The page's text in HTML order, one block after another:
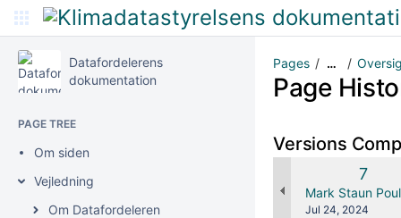
Datafordelerens
dokumentation
PAGE TREE
Om siden
Vejledning
Om Datafordeleren
Pages …
Page
Versions
Old
7
Mark Staun
Saved
Jul 24, 2024